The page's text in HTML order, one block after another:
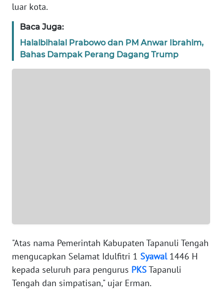
luar kota.
Baca Juga:
Halalbihalal Prabowo dan PM Anwar Ibrahim,
Bahas Dampak Perang Dagang Trump
"Atas nama Pemerintah Kabupaten Tapanuli Tengah
mengucapkan Selamat Idulfitri 1 Syawal1446 H
kepada seluruh para pengurus PKSTapanuli
Tengah dan simpatisan," ujar Erman.
WN
WN
JAKARTA
PAPUA
WN
PAPUA
BARAT